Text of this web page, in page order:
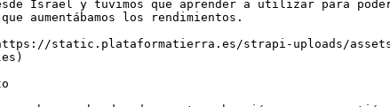
Israel y tuvimos que aprender a utilizar para
aumentábamos los rendimientos.
static.plataformatierra.es/strapi-uploads/assets/